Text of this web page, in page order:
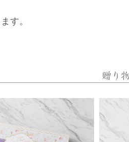
す。